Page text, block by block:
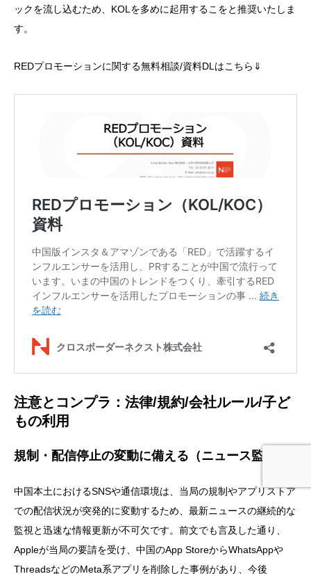
ックを流し込むため、KOLを多めに起用するこをと推奨いたしま
す。
REDプロモーションに関する無料相談/資料DLはこちら⇓
注意とコンプラ：法律/規約/会社ルール/子ど
もの利用
規制・配信停止の変動に備える（ニュース監視）
中国本土におけるSNSや通信環境は、当局の規制やアプリストア
での配信状況が突発的に変動するため、最新ニュースの継続的な
監視と迅速な情報更新が不可欠です。前文でも言及した通り、
Appleが当局の要請を受け、中国のApp StoreからWhatsAppや
ThreadsなどのMeta系アプリを削除した事例があり、今後